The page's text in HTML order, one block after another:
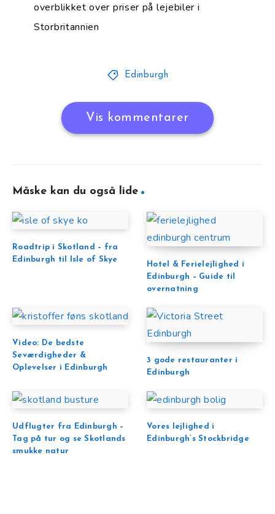
overblikket over priser på lejebiler i
Storbritannien
Edinburgh
Vis kommentarer
Måske kan du også lide
Roadtrip i Skotland – fra
Edinburgh til Isle of Skye
Hotel & Ferielejlighed i
Edinburgh – Guide til
overnatning
Video: De bedste
Seværdigheder &
Oplevelser i Edinburgh
3 gode restauranter i
Edinburgh
Udflugter fra Edinburgh –
Tag på tur og se Skotlands
smukke natur
Vores lejlighed i
Edinburgh’s Stockbridge